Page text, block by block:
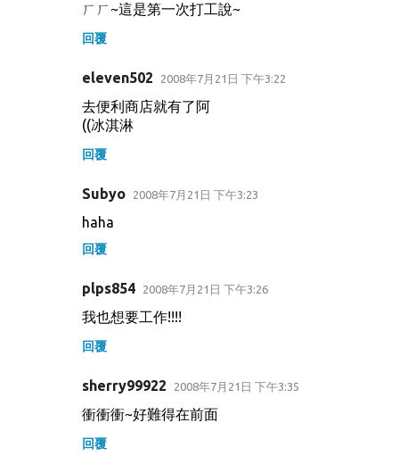
ㄏㄏ~這是第一次打工說~
回覆
eleven502 2008年7月21日 下午3:22
去便利商店就有了阿
((冰淇淋
回覆
Subyo 2008年7月21日 下午3:23
haha
回覆
plps854 2008年7月21日 下午3:26
我也想要工作!!!!
回覆
sherry99922 2008年7月21日 下午3:35
衝衝衝~好難得在前面
回覆